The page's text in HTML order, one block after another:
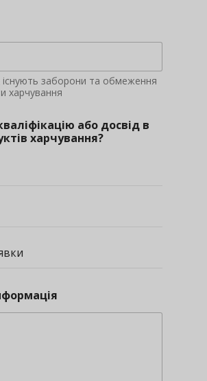
існують заборони та обмеження
харчування
або досвід в
харчування?